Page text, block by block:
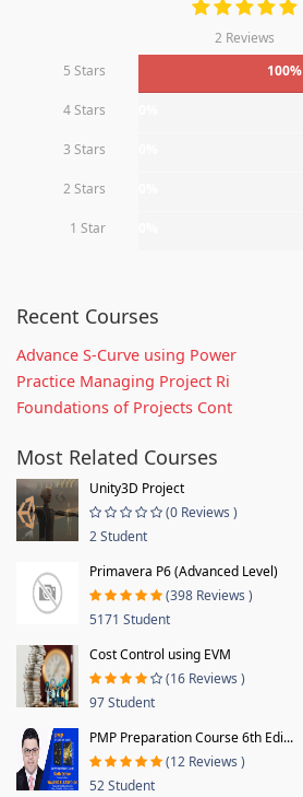
2 Reviews
5 Stars
100%
4 Stars
3 Stars
2 Stars
1 Star
Recent Courses
Advance S-Curve using Power
Practice Managing Project Ri
Foundations of Projects Cont
Most Related Courses
Unity3D Project
(0 Reviews )
2 Student
Primavera P6 (Advanced Level)
(398 Reviews )
5171 Student
Cost Control using EVM
(16 Reviews )
97 Student
PMP Preparation Course 6th Edi...
(12 Reviews )
52 Student